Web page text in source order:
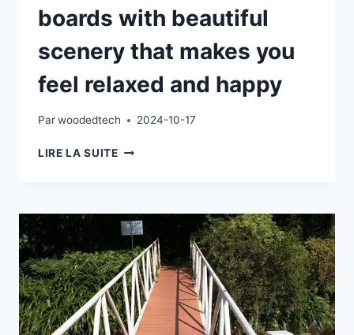
boards with beautiful
scenery that makes you
feel relaxed and happy
Parwoodedtech 2024-10-17
LIRE LA SUITE2
DECK
BOARDS
WITH
BEAUTIFUL
SCENERY
THAT
MAKES
YOU